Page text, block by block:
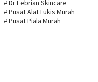
# Dr Febrian Skincare
# Pusat Alat Lukis Murah
# Pusat Piala Murah